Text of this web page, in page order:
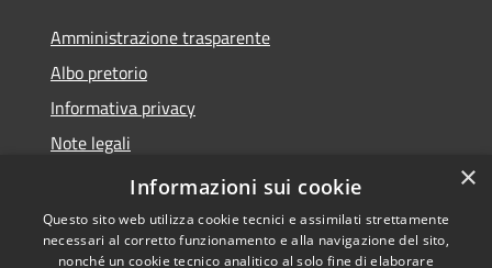
Amministrazione trasparente
Albo pretorio
Informativa privacy
Note legali
Dichiarazione di accessibilità
×
Informazioni sui cookie
Questo sito web utilizza cookie tecnici e assimilati strettamente
necessari al corretto funzionamento e alla navigazione del sito,
nonché un cookie tecnico analitico al solo fine di elaborare